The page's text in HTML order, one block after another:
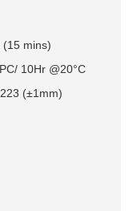
mins)
10Hr @20°C
(±1mm)